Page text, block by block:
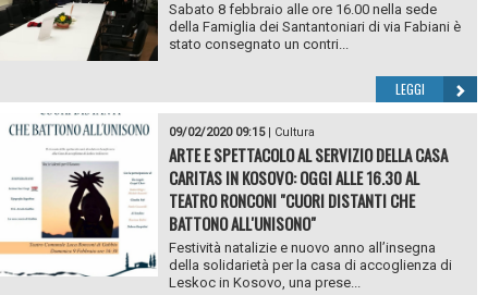
Sabato 8 febbraio alle ore 16.00 nella sede
della Famiglia dei Santantoniari di via Fabiani è
stato consegnato un contri...
LEGGI
09/02/2020 09:15| Cultura
ARTE E SPETTACOLO AL SERVIZIO DELLA CASA
CARITAS IN KOSOVO: OGGI ALLE 16.30 AL
TEATRO RONCONI "CUORI DISTANTI CHE
BATTONO ALL'UNISONO"
Festività natalizie e nuovo anno all’insegna
della solidarietà per la casa di accoglienza di
Leskoc in Kosovo, una prese...